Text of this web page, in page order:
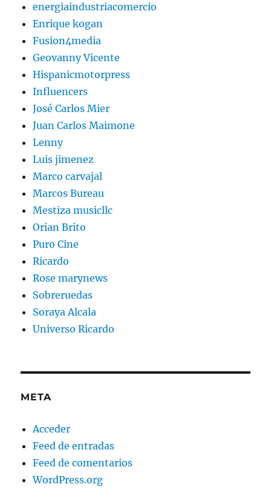
energiaindustriacomercio
Enrique kogan
Fusion4media
Geovanny Vicente
Hispanicmotorpress
Influencers
José Carlos Mier
Juan Carlos Maimone
Lenny
Luis jimenez
Marco carvajal
Marcos Bureau
Mestiza musicllc
Orian Brito
Puro Cine
Ricardo
Rose marynews
Sobreruedas
Soraya Alcala
Universo Ricardo
META
Acceder
Feed de entradas
Feed de comentarios
WordPress.org